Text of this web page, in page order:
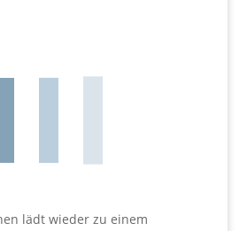
lädt wieder zu einem